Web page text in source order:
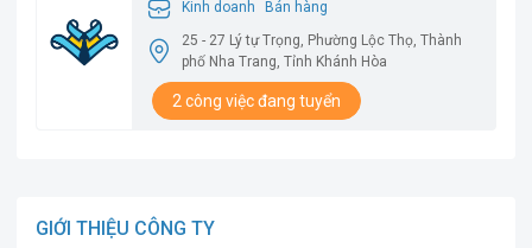
Kinh doanh
Bán hàng
25 - 27 Lý tự Trọng, Phường Lộc Thọ, Thành
phố Nha Trang, Tỉnh Khánh Hòa
2 công việc đang tuyển
GIỚI THIỆU CÔNG TY